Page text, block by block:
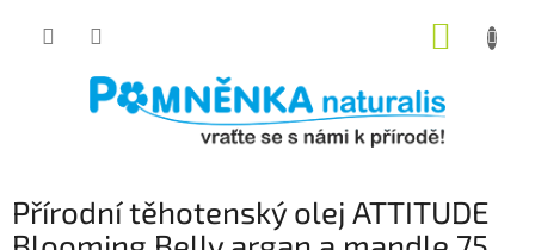
Přírodní těhotenský olej ATTITUDE